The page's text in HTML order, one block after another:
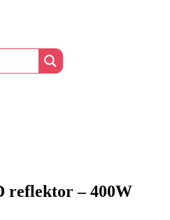
reflektor – 400W